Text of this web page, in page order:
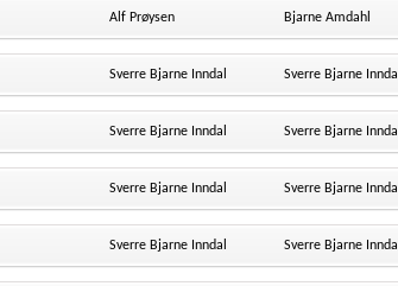
Alf Prøysen Bjarne Amdahl
Sverre Bjarne Inndal Sverre Bjarne Inndal
Sverre Bjarne Inndal Sverre Bjarne Inndal
Sverre Bjarne Inndal Sverre Bjarne Inndal
Sverre Bjarne Inndal Sverre Bjarne Inndal